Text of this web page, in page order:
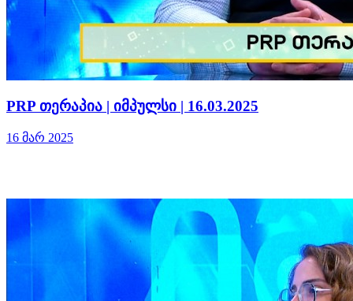
PRP თერაპია | იმპულსი | 16.03.2025
16 მარ 2025